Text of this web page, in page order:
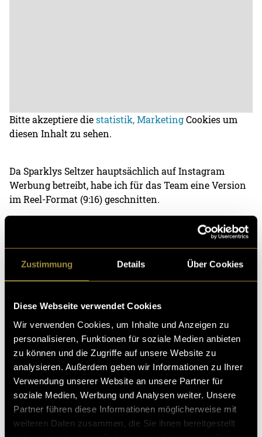
Zustimmung Details Über Cookies
Diese Webseite verwendet Cookies
Wir verwenden Cookies, um Inhalte und Anzeigen zu
personalisieren, Funktionen für soziale Medien anbieten
zu können und die Zugriffe auf unsere Website zu
analysieren. Außerdem geben wir Informationen zu Ihrer
Verwendung unserer Website an unsere Partner für
soziale Medien, Werbung und Analysen weiter. Unsere
Partner führen diese Informationen möglicherweise mit
weiteren Daten zusammen, die Sie ihnen bereitgestellt
Bitte akzeptiere diestatistik, MarketingCookies um
diesen Inhalt zu sehen.
Da Sparklys Seltzer hauptsächlich auf Instagram
Werbung betreibt, habe ich für das Team eine Version
im Reel-Format (9:16) geschnitten.
Bitte akzeptiere diestatistik, MarketingCookies um
diesen Inhalt zu sehen.
(ash)